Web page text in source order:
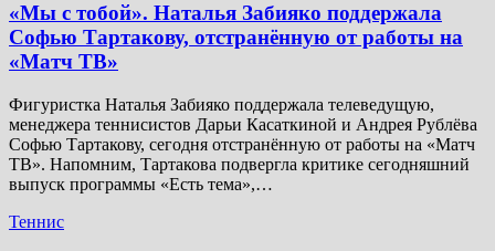
«Мы с тобой». Наталья Забияко поддержала
Софью Тартакову, отстранённую от работы на
«Матч ТВ»
Фигуристка Наталья Забияко поддержала телеведущую,
менеджера теннисистов Дарьи Касаткиной и Андрея Рублёва
Софью Тартакову, сегодня отстранённую от работы на «Матч
ТВ». Напомним, Тартакова подвергла критике сегодняшний
выпуск программы «Есть тема»,…
Теннис